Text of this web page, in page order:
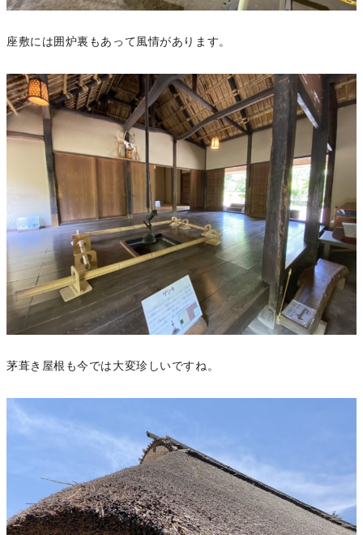
座敷には囲炉裏もあって風情があります。
茅葺き屋根も今では大変珍しいですね。